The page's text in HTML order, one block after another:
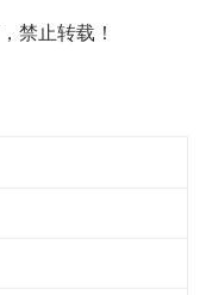
禁止转载！